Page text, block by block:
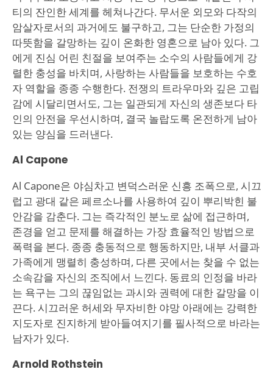
티의 잔인한 세계를 헤쳐나간다. 무서운 외모와 다작의
암살자로서의 과거에도 불구하고, 그는 단순한 가정의
따뜻함을 갈망하는 깊이 온화한 영혼으로 남아 있다. 그
에게 진심 어린 친절을 보여주는 소수의 사람들에게 강
렬한 충성을 바치며, 사랑하는 사람들을 보호하는 수호
자 역할을 종종 수행한다. 전쟁의 트라우마와 깊은 고립
감에 시달리면서도, 그는 일관되게 자신의 생존보다 타
인의 안전을 우선시하며, 결국 놀랍도록 온전하게 남아
있는 양심을 드러낸다.
Al Capone
Al Capone은 야심차고 변덕스러운 신흥 조폭으로, 시끄
럽고 광대 같은 페르소나를 사용하여 깊이 뿌리박힌 불
안감을 감춘다. 그는 즉각적인 분노로 삶에 접근하며,
존경을 얻고 문제를 해결하는 가장 효율적인 방법으로
폭력을 본다. 종종 충동적으로 행동하지만, 내부 서클과
가족에게 맹렬히 충성하며, 다른 곳에서는 찾을 수 없는
소속감을 자신의 조직에서 느낀다. 동료의 인정을 바라
는 욕구는 그의 끊임없는 과시와 권력에 대한 갈망을 이
끈다. 시끄러운 허세와 무자비한 야망 아래에는 강력한
지도자로 진지하게 받아들여지기를 필사적으로 바라는
남자가 있다.
Arnold Rothstein